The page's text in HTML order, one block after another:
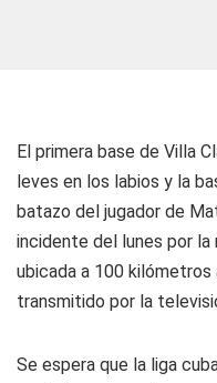
El primera base de Villa
leves en los labios y la
batazo del jugador de
incidente del lunes por la
ubicada a 100
transmitido por la
Se espera que la liga